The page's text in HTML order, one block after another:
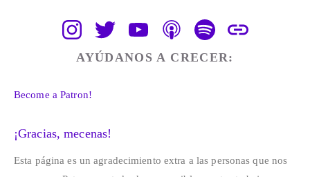
AYÚDANOS A CRECER:
Become a Patron!
¡Gracias, mecenas!
Esta página es un agradecimiento extra a las personas que nos